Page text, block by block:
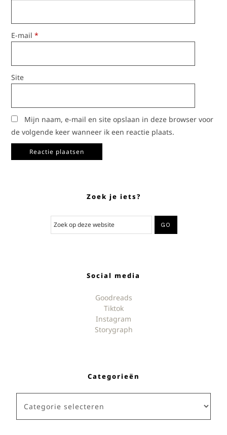
E-mail*
Site
Mijn naam, e-mail en site opslaan in deze browser voor
de volgende keer wanneer ik een reactie plaats.
Zoek je iets?
Social media
Goodreads
Tiktok
Instagram
Storygraph
Categorieën